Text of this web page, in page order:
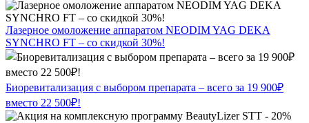
Лазерное омоложение аппаратом NEODIM YAG DEKA
SYNCHRO FT – со скидкой 30%!
Биоревитализация с выбором препарата – всего за 19 900₽
вместо 22 500₽!